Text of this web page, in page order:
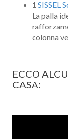
1 SISSEL
La palla
colonna
ECCO
CASA: